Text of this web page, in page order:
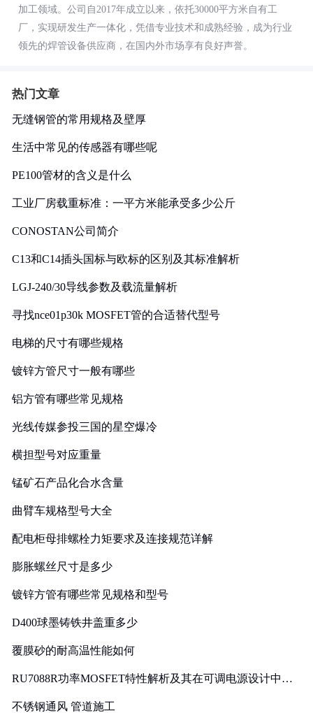
加工领域。公司自2017年成立以来，依托30000平方米自有工
厂，实现研发生产一体化，凭借专业技术和成熟经验，成为行业
领先的焊管设备供应商，在国内外市场享有良好声誉。
热门文章
无缝钢管的常用规格及壁厚
生活中常见的传感器有哪些呢
PE100管材的含义是什么
工业厂房载重标准：一平方米能承受多少公斤
CONOSTAN公司简介
C13和C14插头国标与欧标的区别及其标准解析
LGJ-240/30导线参数及载流量解析
寻找nce01p30k MOSFET管的合适替代型号
电梯的尺寸有哪些规格
镀锌方管尺寸一般有哪些
铝方管有哪些常见规格
光线传媒参投三国的星空爆冷
横担型号对应重量
锰矿石产品化合水含量
曲臂车规格型号大全
配电柜母排螺栓力矩要求及连接规范详解
膨胀螺丝尺寸是多少
镀锌方管有哪些常见规格和型号
D400球墨铸铁井盖重多少
覆膜砂的耐高温性能如何
RU7088R功率MOSFET特性解析及其在可调电源设计中的
不锈钢通风 管道施工